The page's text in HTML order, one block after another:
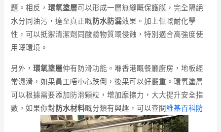
題。相反，環氧塗層可以形成一層無縫嘅保護膜，完全隔絕
水分同油污，達至真正嘅防水防漏效果。加上佢嘅耐化學
性，可以抵禦清潔劑同酸鹼物質嘅侵蝕，特別適合高強度使
用嘅環境。
另外，環氧塗層仲有防滑功能。喺香港嘅餐廳廚房，地板經
常濕滑，如果員工唔小心跌倒，後果可以好嚴重。環氧塗層
可以根據需要添加防滑顆粒，增加摩擦力，大大提升安全指
數。如果你對防水材料嘅分類有興趣，可以查閱維基百科防